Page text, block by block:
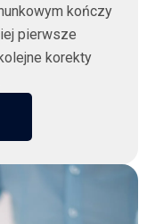
kończy
pierwsze
korekty